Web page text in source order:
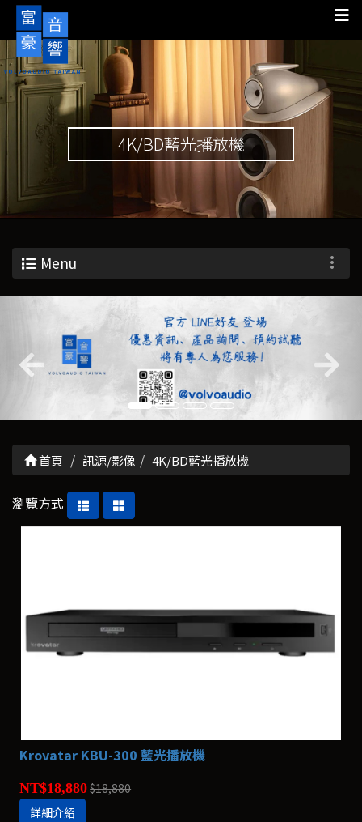
4K/BD藍光播放機
Menu
首頁 訊源/影像 4K/BD藍光播放機
瀏覽方式
Krovatar KBU-300 藍光播放機
NT$18,880$18,880
詳細介紹